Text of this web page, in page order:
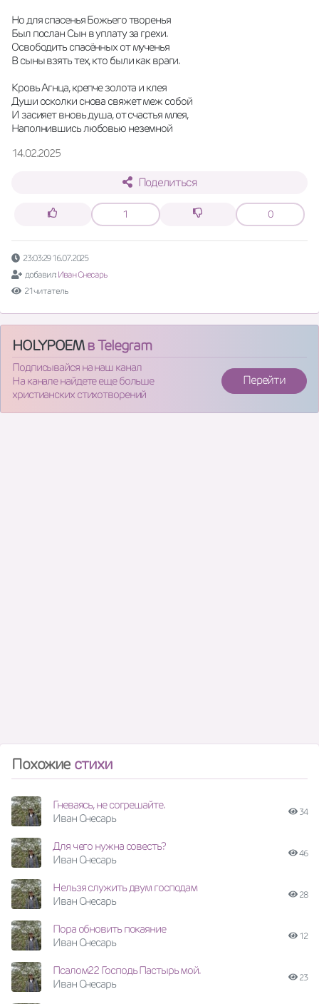
Но для спасенья Божьего творенья
Был послан Сын в уплату за грехи.
Освободить спасённых от мученья
В сыны взять тех, кто были как враги.
Кровь Агнца, крепче золота и клея
Души осколки снова свяжет меж собой
И засияет вновь душа, от счастья млея,
Наполнившись любовью неземной
14.02.2025
Поделиться
1 0
23:03:29 16.07.2025
добавил: Иван Снесарь
21 читатель
HOLYPOEMв Telegram
Подписывайся на наш канал
На канале найдете еще больше
христианских стихотворений
Перейти
Похожие стихи
Гневаясь, не согрешайте.
Иван Снесарь
34
Для чего нужна совесть?
Иван Снесарь
46
Нельзя служить двум господам
Иван Снесарь
28
Пора обновить покаяние
Иван Снесарь
12
Псалом22 Господь Пастырь мой.
Иван Снесарь
23